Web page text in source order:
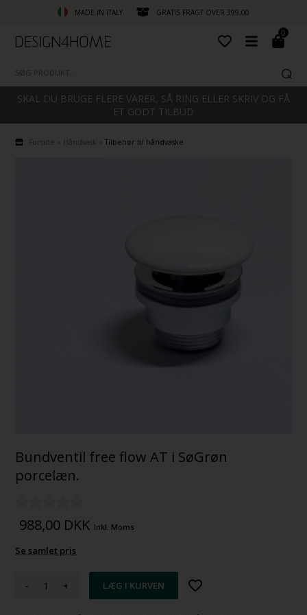
MADE IN ITALY GRATIS FRAGT OVER 399,00
0
SKAL DU BRUGE FLERE VARER, SÅ RING ELLER SKRIV OG FÅ
ET GODT TILBUD
Forside Håndvask »Tilbehør til håndvaske
Bundventil free flow AT i SøGrøn
porcelæn.
988,00 DKK Inkl. Moms
Se samlet pris
- +